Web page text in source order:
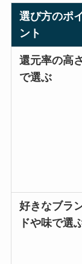
選び方のポ
ント
還元率の高さ
で選ぶ
好きなブラ
ドや味で選